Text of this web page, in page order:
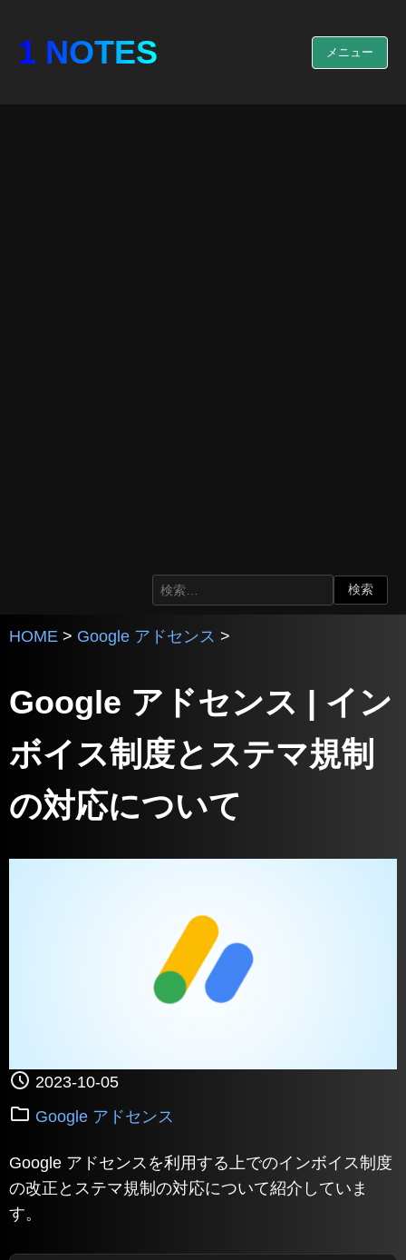
1 NOTES メニュー
HOME > Google アドセンス >
Google アドセンス | イン
ボイス制度とステマ規制
の対応について
2023-10-05
Google アドセンス
Google アドセンスを利用する上でのインボイス制度
の改正とステマ規制の対応について紹介していま
す。